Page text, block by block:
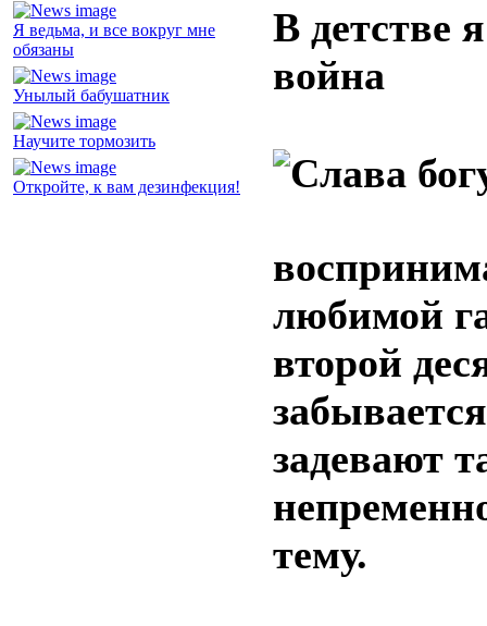
Я ведьма, и все вокруг мне
обязаны
Унылый бабушатник
Научите тормозить
Откройте, к вам дезинфекция!
В детстве
война
любимой
второй
задевают
тему.